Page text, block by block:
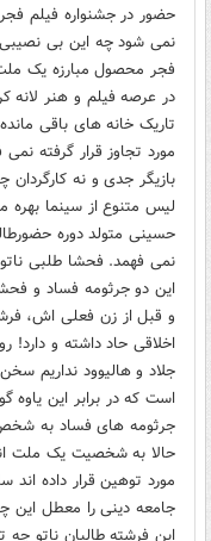
حضور در جشنواره فیلم
نمی شود چه این بی نصیبی
فجر محصول مبارزه یک
در عرصه فیلم و هنر لانه
تاریک خانه های باقی
مورد تجاوز قرار گرفته
بازیگر جدی و نه
لیس متنوع از سینما
حسینی متولد دوره
نمی فهمد. فحشا طلبی
این دو جرثومه فساد و
و قبل از زن فعلی اش،
اخلاقی حاد داشته و
جلاد و هالیوود نداریم
است که در برابر این یاوه
جرثومه های فساد به
حالا به شخصیت یک ملت
مورد توهین قرار داده
جامعه دینی را معطل این
این فرشته طالبان ناتو چه